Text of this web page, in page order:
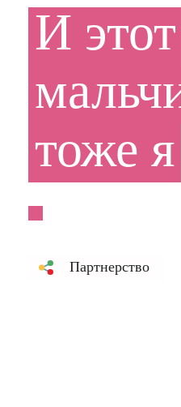
И этот
тоже я
Партнерство